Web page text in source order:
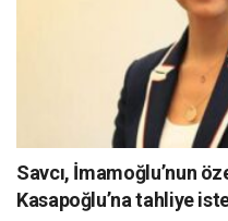
Savcı, İmamoğlu’nun
Kasapoğlu’na tahliye